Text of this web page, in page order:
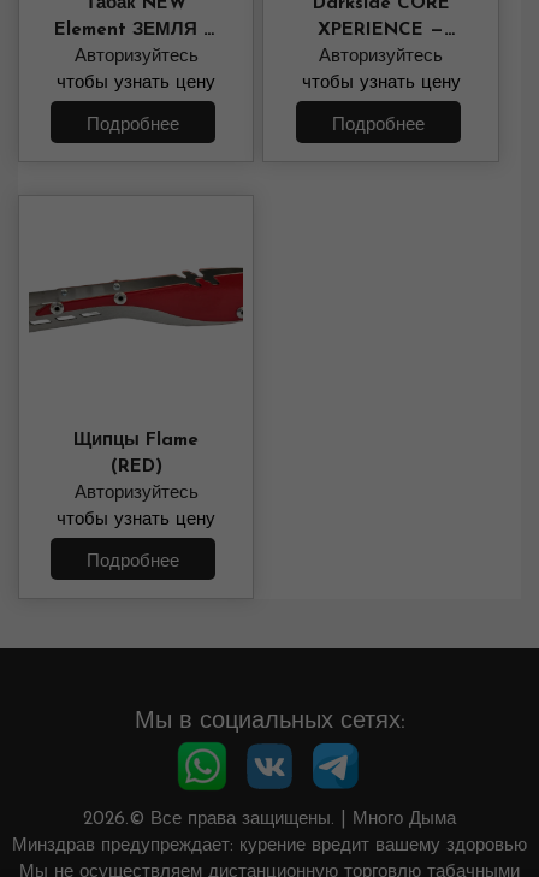
Табак NEW
Element ЗЕМЛЯ —
Mellow Blueberry 25
грамм
Авторизуйтесь
чтобы узнать цену
Подробнее
Darkside CORE
XPERIENCE —
BERRY VS (белый
виноград, малина,
черная смородина)
30 грамм
Авторизуйтесь
чтобы узнать цену
Подробнее
Щипцы Flame
(RED)
Авторизуйтесь
чтобы узнать цену
Подробнее
Мы в социальных сетях:
2026.© Все права защищены.
Много Дыма
Минздрав предупреждает: курение вредит вашему здоровью
Мы не осуществляем дистанционную торговлю табачными